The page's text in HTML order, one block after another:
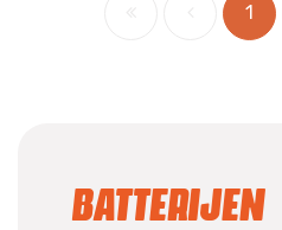
1
Batterijen